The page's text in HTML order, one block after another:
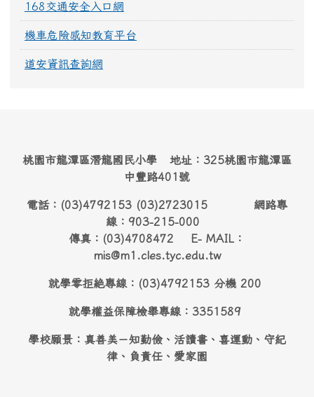
168交通安全入口網
機車危險感知教育平台
道安資訊查詢網
桃園市龍潭區潛龍國民小學 地址：325桃園市龍潭區
中豐路401號
電話：(03)4792153 (03)2723015 網路專
線：903-215-000
傳真：(03)4708472 E- MAIL：
mis@m1.cles.tyc.edu.tw
就學零拒絶專線：(03)4792153 分機 200
就學權益保障檢舉專線：3351589
學校願景：真善美－知勤儉、活讀書、喜運動、守紀
律、負責任、愛家園